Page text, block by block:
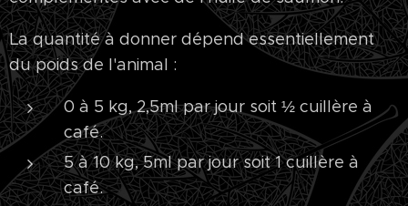
La quantité à donner dépend essentiellement
du poids de l'animal :
0 à 5 kg, 2,5ml par jour soit ½ cuillère à
café.
5 à 10 kg, 5ml par jour soit 1 cuillère à
café.